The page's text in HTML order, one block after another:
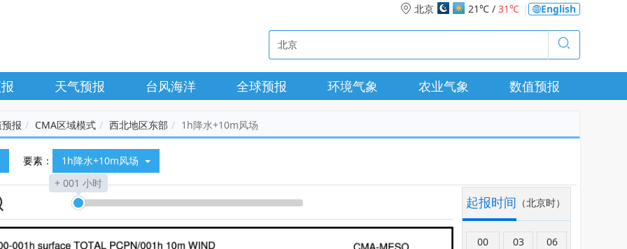
北京 21℃ / 31℃ English
天气预报 台风海洋 全球预报 环境气象 农业气象 数值预报
报 CMA区域模式 西北地区东部 1h降水+10m风场
要素：
1h降水+10m风场
+ 001 小时
起报时间 （北京时）
00 03
06